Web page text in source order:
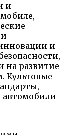
и
и
на развитие
Культовые
автомобили